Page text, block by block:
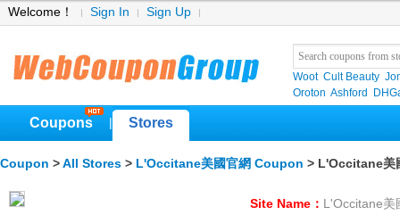
Welcome！ Sign In Sign Up
Woot Cult Beauty
Oroton Ashford
Coupons Stores
Coupon > All Stores > L'Occitane美國官網 Coupon > L'Occitane美
Site Name： L'Occitane美